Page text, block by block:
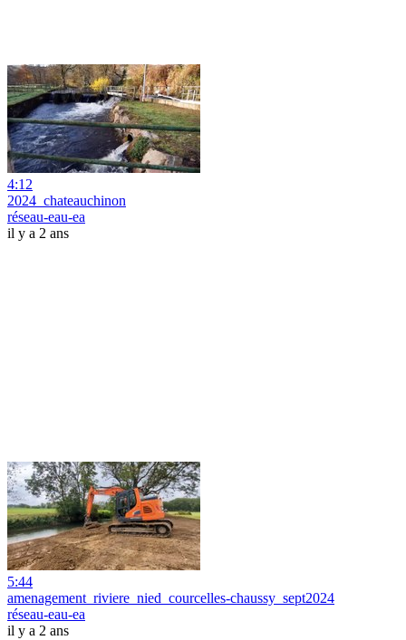
4:12
2024_chateauchinon
réseau-eau-ea
il y a 2 ans
5:44
amenagement_riviere_nied_courcelles-chaussy_sept2024
réseau-eau-ea
il y a 2 ans